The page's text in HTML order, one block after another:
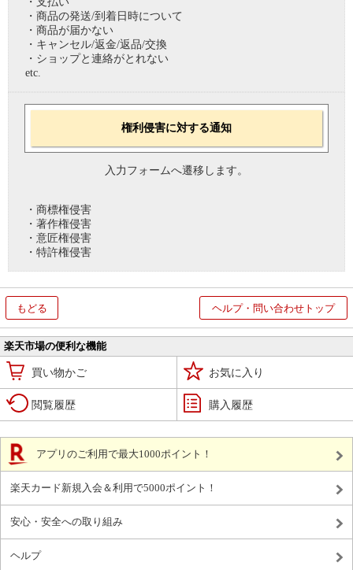
・商品の発送/到着日時について
・商品が届かない
・キャンセル/返金/返品/交換
・ショップと連絡がとれない
etc.
権利侵害に対する通知
入力フォームへ遷移します。
・商標権侵害
・著作権侵害
・意匠権侵害
・特許権侵害
もどる ヘルプ・問い合わせトップ
楽天市場の便利な機能
買い物かご お気に入り
閲覧履歴 購入履歴
アプリのご利用で最大1000ポイント！
楽天カード新規入会＆利用で5000ポイント！
安心・安全への取り組み
ヘルプ